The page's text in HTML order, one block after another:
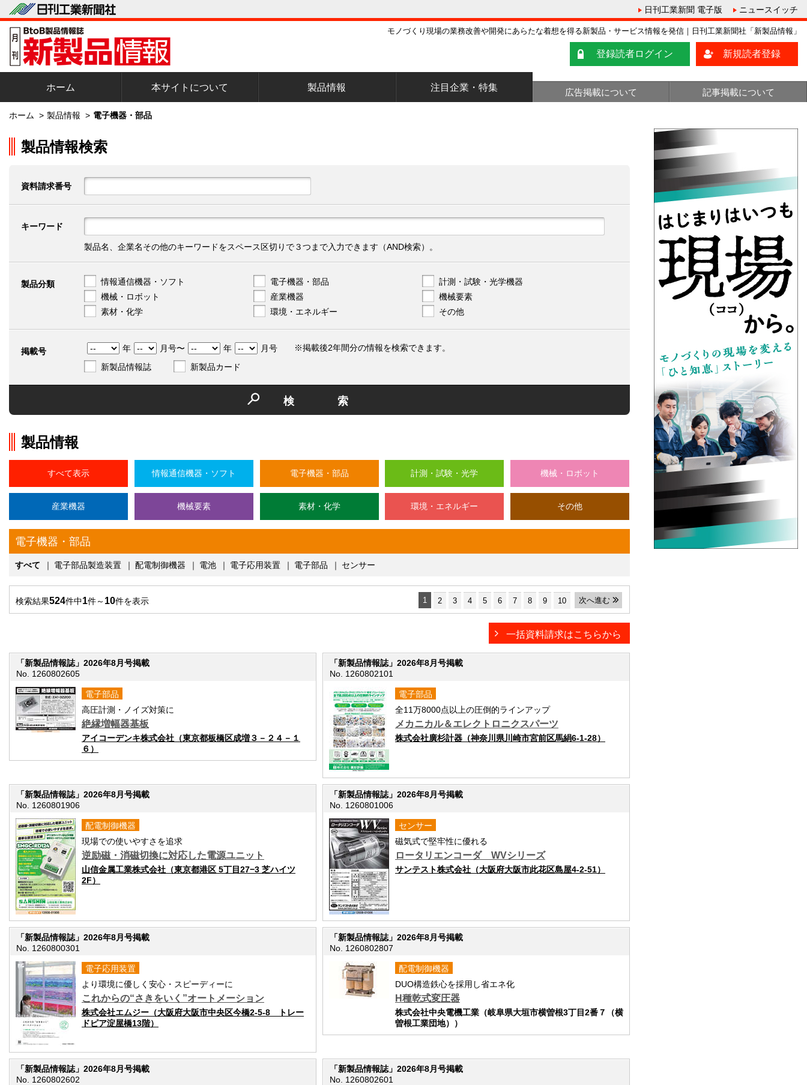
日刊工業新聞 電子版 ニュースイッチ
モノづくり現場の業務改善や開発にあらたな着想を得る新製品・サービス情報を発信｜日刊工業新聞社「新製品情報」
登録読者ログイン 新規読者登録
ホーム 本サイトについて 製品情報 注目企業・特集 広告掲載について 記事掲載について
ホーム > 製品情報 > 電子機器・部品
製品情報検索
資料請求番号
キーワード
製品名、企業名その他のキーワードをスペース区切りで３つまで入力できます（AND検索）。
製品分類 情報通信機器・ソフト 電子機器・部品
計測・試験・光学機器
機械・ロボット
産業機器
機械要素
素材・化学
環境・エネルギー その他
掲載号 年 月号〜 年
月号
新製品情報誌
新製品カード
※掲載後2年間分の情報を検索できます。
検索
製品情報
すべて表示 情報通信機器・ソフト 電子機器・部品 計測・試験・光学 機械・ロボット
産業機器 機械要素 素材・化学 環境・エネルギー その他
電子機器・部品
すべて ｜ 電子部品製造装置 ｜ 配電制御機器 ｜ 電池 ｜ 電子応用装置 ｜ 電子部品 ｜ センサー
検索結果524件中1件～ 10件を表示 1 2 3 4 5 6 7 8 9 10 次へ進む
一括資料請求はこちらから
「新製品情報誌」2026年8月号掲載
No. 1260802605
電子部品
高圧計測・ノイズ対策に
絶縁増幅器基板
アイコーデンキ株式会社（東京都板橋区成増３－２４－１
６）
「新製品情報誌」2026年8月号掲載
No. 1260802101
電子部品
全11万8000点以上の圧倒的ラインアップ
メカニカル＆エレクトロニクスパーツ
株式会社廣杉計器（神奈川県川崎市宮前区馬絹6-1-28）
「新製品情報誌」2026年8月号掲載
No. 1260801906
配電制御機器
現場での使いやすさを追求
逆励磁・消磁切換に対応した電源ユニット
山信金属工業株式会社（東京都港区 5丁目27−3 芝ハイツ
2F）
「新製品情報誌」2026年8月号掲載
No. 1260801006
センサー
磁気式で堅牢性に優れる
ロータリエンコーダ WVシリーズ
サンテスト株式会社（大阪府大阪市此花区島屋4-2-51）
「新製品情報誌」2026年8月号掲載
No. 1260800301
電子応用装置
より環境に優しく安心・スピーディーに
これからの“さきをいく”オートメーション
株式会社エムジー（大阪府大阪市中央区今橋2-5-8 トレー
ドピア淀屋橋13階）
「新製品情報誌」2026年8月号掲載
No. 1260802807
配電制御機器
DUO構造鉄心を採用し省エネ化
H種乾式変圧器
株式会社中央電機工業（岐阜県大垣市横曽根3丁目2番７（横
曽根工業団地））
「新製品情報誌」2026年8月号掲載
No. 1260802602
「新製品情報誌」2026年8月号掲載
No. 1260802601